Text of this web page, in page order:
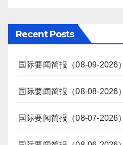
Recent Posts
国际要闻简报（08-09-2026）
国际要闻简报（08-08-2026）
国际要闻简报（08-07-2026）